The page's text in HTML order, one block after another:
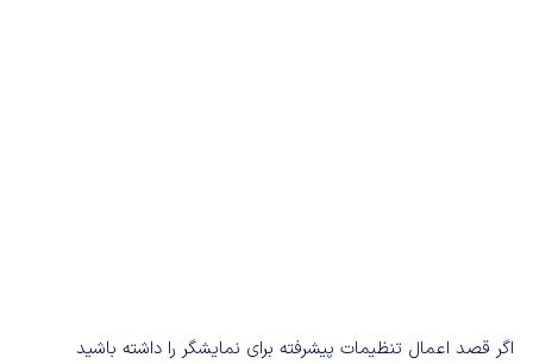
اگر قصد اعمال تنظیمات پیشرفته‌ برای نمایشگر را داشته باشید